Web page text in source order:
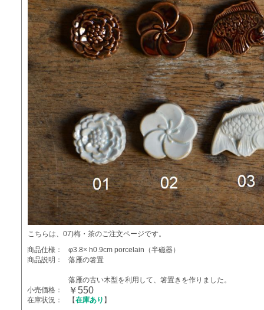
こちらは、07)梅・茶のご注文ページです。
商品仕様：
φ3.8× h0.9cm porcelain（半磁器）
商品説明：
落雁の箸置
落雁の古い木型を利用して、箸置きを作りました。
小売価格：
￥550
在庫状況： 【在庫あり 】